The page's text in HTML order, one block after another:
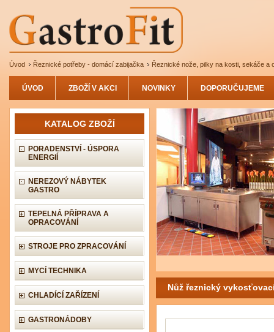
Úvod Řeznické potřeby - domácí zabijačka Řeznické nože, pilky na kosti, sekáče a
ÚVOD ZBOŽÍ V AKCI NOVINKY DOPORUČUJEME
KATALOG ZBOŽÍ
PORADENSTVÍ - ÚSPORA
ENERGIÍ
NEREZOVÝ NÁBYTEK
GASTRO
TEPELNÁ PŘÍPRAVA A
OPRACOVÁNÍ
STROJE PRO ZPRACOVÁNÍ
MYCÍ TECHNIKA
CHLADÍCÍ ZAŘÍZENÍ
GASTRONÁDOBY
Nůž řeznický